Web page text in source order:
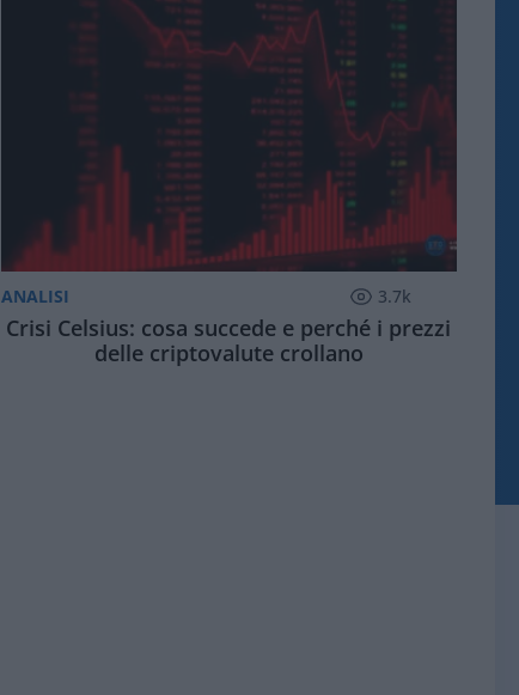
ANALISI 3.7k
Crisi Celsius: cosa succede e perché i prezzi
delle criptovalute crollano